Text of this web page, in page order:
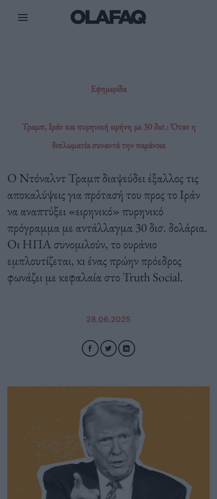
Εφημερίδα
Τραμπ, Ιράν και πυρηνική ειρήνη με 30 δισ.: Όταν η
διπλωματία συναντά την παράνοια
Ο Ντόναλντ Τραμπ διαψεύδει έξαλλος τις
αποκαλύψεις για πρότασή του προς το Ιράν
να αναπτύξει «ειρηνικό» πυρηνικό
πρόγραμμα με αντάλλαγμα 30 δισ. δολάρια.
Οι ΗΠΑ συνομιλούν, το ουράνιο
εμπλουτίζεται, κι ένας πρώην πρόεδρος
φωνάζει με κεφαλαία στο Truth Social.
28.06.2025